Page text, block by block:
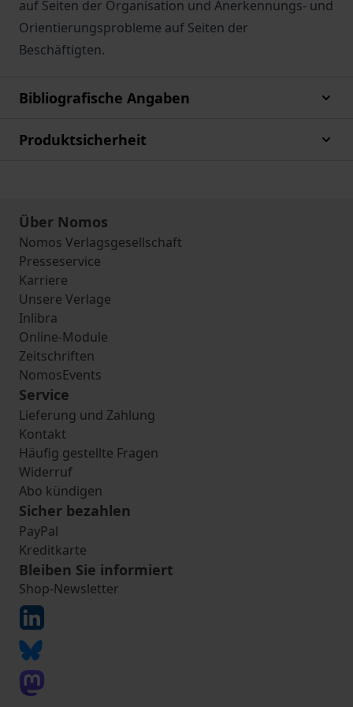
auf Seiten der Organisation und Anerkennungs- und
Orientierungsprobleme auf Seiten der
Beschäftigten.
Bibliografische Angaben
Produktsicherheit
Über Nomos
Nomos Verlagsgesellschaft
Presseservice
Karriere
Unsere Verlage
Inlibra
Online-Module
Zeitschriften
NomosEvents
Service
Lieferung und Zahlung
Kontakt
Häufig gestellte Fragen
Widerruf
Abo kündigen
Sicher bezahlen
PayPal
Kreditkarte
Bleiben Sie informiert
Shop-Newsletter